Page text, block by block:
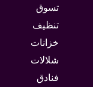
تسوق
تنظيف
خزانات
شلالات
فنادق